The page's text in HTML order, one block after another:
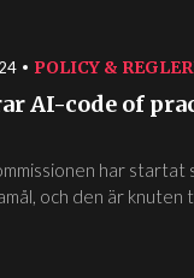
POLICY &
AI-code of
har
och den är knuten